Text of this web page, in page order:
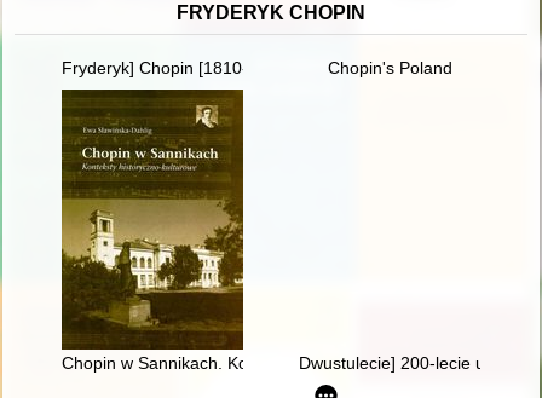
FRYDERYK CHOPIN
Fryderyk] Chopin [1810-1849] Chopin's Poland
Chopin w Sannikach. Konteksty historyczno-kulturowe
Dwustulecie] 200-lecie urodzin